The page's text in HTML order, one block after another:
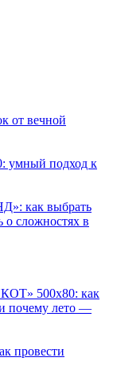
от вечной
умный подход к
как выбрать
о сложностях в
500x80: как
почему лето —
провести